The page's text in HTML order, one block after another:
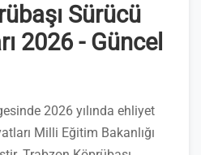
Sürücü
2026 - Güncel
2026 yılında ehliyet
Milli Eğitim Bakanlığı